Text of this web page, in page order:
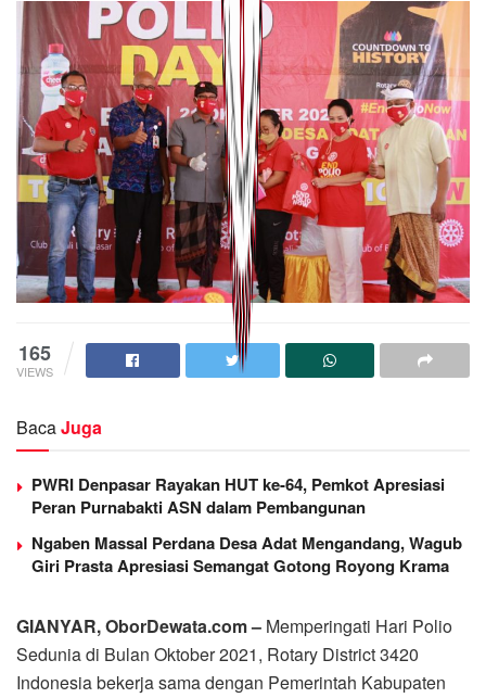
165
VIEWS
BacaJuga
PWRI Denpasar Rayakan HUT ke-64, Pemkot Apresiasi
Peran Purnabakti ASN dalam Pembangunan
Ngaben Massal Perdana Desa Adat Mengandang, Wagub
Giri Prasta Apresiasi Semangat Gotong Royong Krama
GIANYAR, OborDewata.com – Memperingati Hari Polio
Sedunia di Bulan Oktober 2021, Rotary District 3420
Indonesia bekerja sama dengan Pemerintah Kabupaten